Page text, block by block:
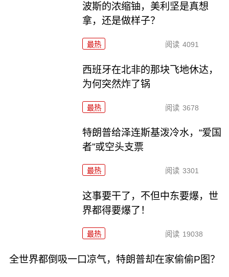
波斯的浓缩铀，美利坚是真想
拿，还是做样子？
最热 阅读 4091
西班牙在北非的那块飞地休达，
为何突然炸了锅
最热 阅读 3678
特朗普给泽连斯基泼冷水，“爱国
者”或空头支票
最热 阅读 3301
这事要干了，不但中东要爆，世
界都得要爆了！
最热 阅读 19038
全世界都倒吸一口凉气，特朗普却在家偷偷P图？